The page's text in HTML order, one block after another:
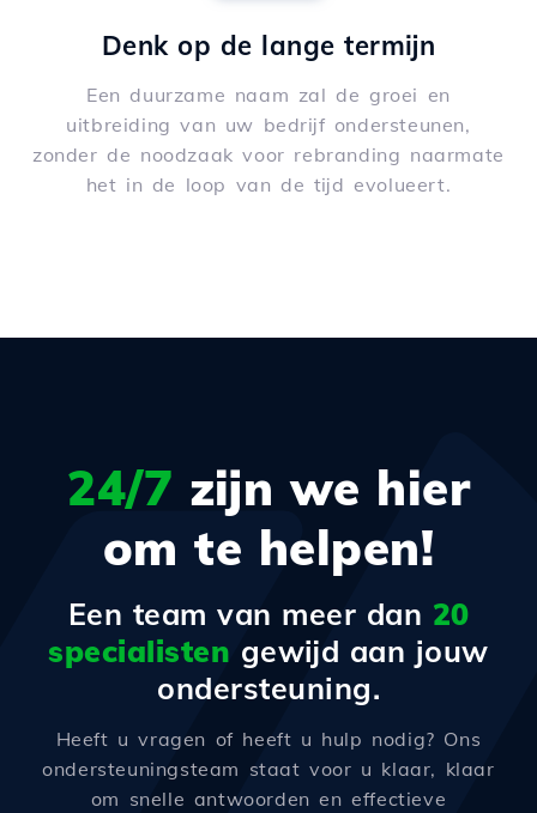
Denk op de lange termijn
Een duurzame naam zal de groei en
uitbreiding van uw bedrijf ondersteunen,
zonder de noodzaak voor rebranding naarmate
het in de loop van de tijd evolueert.
24/7 zijn we hier
om te helpen!
Een team van meer dan 20
specialisten gewijd aan jouw
ondersteuning.
Heeft u vragen of heeft u hulp nodig? Ons
ondersteuningsteam staat voor u klaar, klaar
om snelle antwoorden en effectieve